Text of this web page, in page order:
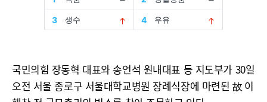
국민의힘 장동혁 대표와 송언석 원내대표 등 지도부가 30일
오전 서울 종로구 서울대학교병원 장례식장에 마련된 故 이